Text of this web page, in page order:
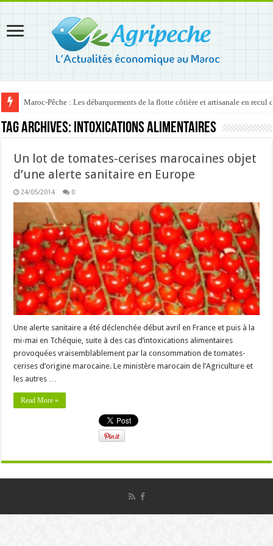
Maroc-Pêche : Les débarquements de la flotte côtière et artisanale en recul
Tag Archives: intoxications alimentaires
Un lot de tomates-cerises marocaines objet
d’une alerte sanitaire en Europe
24/05/2014 0
Une alerte sanitaire a été déclenchée début avril en France et puis à la
mi-mai en Tchéquie, suite à des cas d’intoxications alimentaires
provoquées vraisemblablement par la consommation de tomates-
cerises d’origine marocaine. Le ministère marocain de l’Agriculture et
les autres …
Read More »